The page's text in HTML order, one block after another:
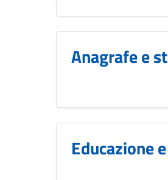
Anagrafe e
Educazione